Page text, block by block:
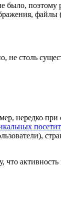
было, поэтому
файлы
не столь
нередко
что